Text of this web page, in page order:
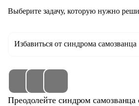
Выберите задачу, которую нужно
Избавиться от синдрома самозванца
Преодолейте синдром